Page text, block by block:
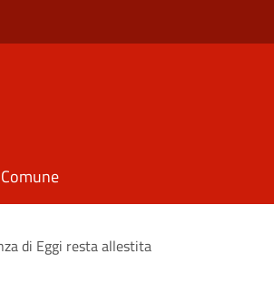
di Eggi resta allestita